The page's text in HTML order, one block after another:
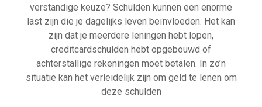
verstandige keuze? Schulden kunnen een enorme
last zijn die je dagelijks leven beïnvloeden. Het kan
zijn dat je meerdere leningen hebt lopen,
creditcardschulden hebt opgebouwd of
achterstallige rekeningen moet betalen. In zo’n
situatie kan het verleidelijk zijn om geld te lenen om
deze schulden